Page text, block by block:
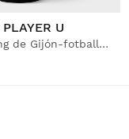
U
Offisielle Real Sporting de Gijón-fotballsokker for voksne